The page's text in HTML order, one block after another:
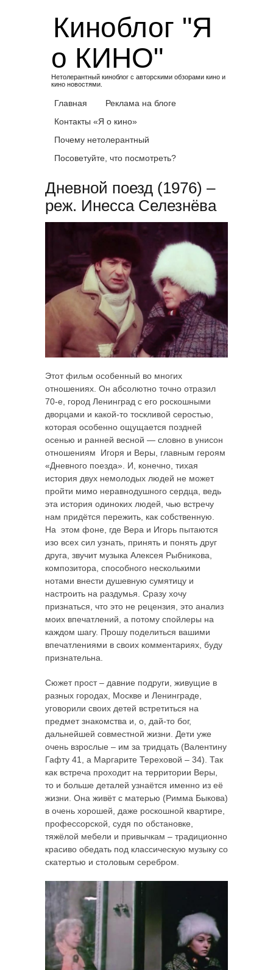
Киноблог "Я
о КИНО"
Нетолерантный киноблог с авторскими обзорами кино и
кино новостями.
Главная
Реклама на блоге
Контакты «Я о кино»
Почему нетолерантный
Посоветуйте, что посмотреть?
Дневной поезд (1976) –
реж. Инесса Селезнёва
Этот фильм особенный во многих
отношениях. Он абсолютно точно отразил
70-е, город Ленинград с его роскошными
дворцами и какой-то тоскливой серостью,
которая особенно ощущается поздней
осенью и ранней весной — словно в унисон
отношениям Игоря и Веры, главным героям
«Дневного поезда». И, конечно, тихая
история двух немолодых людей не может
пройти мимо неравнодушного сердца, ведь
эта история одиноких людей, чью встречу
нам придётся пережить, как собственную.
На этом фоне, где Вера и Игорь пытаются
изо всех сил узнать, принять и понять друг
друга, звучит музыка Алексея Рыбникова,
композитора, способного несколькими
нотами внести душевную сумятицу и
настроить на раздумья. Сразу хочу
признаться, что это не рецензия, это анализ
моих впечатлений, а потому спойлеры на
каждом шагу. Прошу поделиться вашими
впечатлениями в своих комментариях, буду
признательна.
Сюжет прост – давние подруги, живущие в
разных городах, Москве и Ленинграде,
уговорили своих детей встретиться на
предмет знакомства и, о, дай-то бог,
дальнейшей совместной жизни. Дети уже
очень взрослые – им за тридцать (Валентину
Гафту 41, а Маргарите Тереховой – 34). Так
как встреча проходит на территории Веры,
то и больше деталей узнаётся именно из её
жизни. Она живёт с матерью (Римма Быкова)
в очень хорошей, даже роскошной квартире,
профессорской, судя по обстановке,
тяжёлой мебели и привычкам – традиционно
красиво обедать под классическую музыку со
скатертью и столовым серебром.